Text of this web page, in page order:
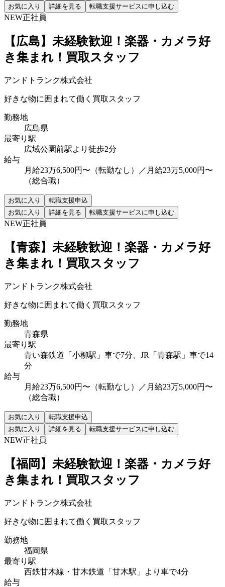
お気に入り
詳細を見る 転職支援サービスに申し込む
NEW正社員
【広島】未経験歓迎！楽器・カメラ好
き集まれ！買取スタッフ
アンドトランク株式会社
好きな物に囲まれて働く買取スタッフ
勤務地
広島県
最寄り駅
広域公園前駅より徒歩2分
給与
月給23万6,500円〜（転勤なし）／月給23万5,000円〜
（総合職）
お気に入り
転職支援申込
お気に入り
詳細を見る 転職支援サービスに申し込む
NEW正社員
【青森】未経験歓迎！楽器・カメラ好
き集まれ！買取スタッフ
アンドトランク株式会社
好きな物に囲まれて働く買取スタッフ
勤務地
青森県
最寄り駅
青い森鉄道「小柳駅」車で7分、JR「青森駅」車で14
分
給与
月給23万6,500円〜（転勤なし）／月給23万5,000円〜
（総合職）
お気に入り
転職支援申込
お気に入り
詳細を見る 転職支援サービスに申し込む
NEW正社員
【福岡】未経験歓迎！楽器・カメラ好
き集まれ！買取スタッフ
アンドトランク株式会社
好きな物に囲まれて働く買取スタッフ
勤務地
福岡県
最寄り駅
西鉄甘木線・甘木鉄道「甘木駅」より車で4分
給与